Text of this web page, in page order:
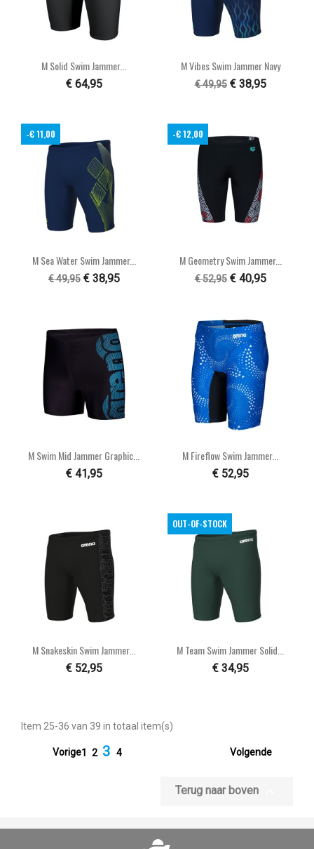
M Solid Swim Jammer...
€ 64,95
M Vibes Swim Jammer Navy
€ 49,95 € 38,95
M Sea Water Swim Jammer...
€ 49,95 € 38,95
-€ 11,00
M Geometry Swim Jammer...
€ 52,95 € 40,95
-€ 12,00
M Swim Mid Jammer Graphic...
€ 41,95
M Fireflow Swim Jammer...
€ 52,95
M Snakeskin Swim Jammer...
€ 52,95
M Team Swim Jammer Solid...
€ 34,95
OUT-OF-STOCK
Item 25-36 van 39 in totaal item(s)
Vorige1 2 3 4 Volgende
Terug naar boven